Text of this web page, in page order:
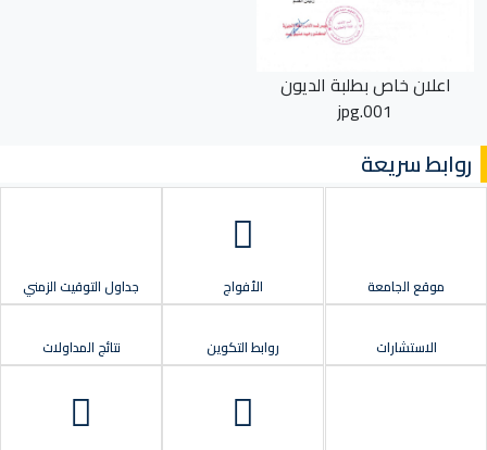
اعلان خاص بطلبة الديون
001.jpg
روابط سريعة
موقع الجامعة الأفواج جداول التوقيت الزمني
الاستشارات روابط التكوين نتائج المداولات